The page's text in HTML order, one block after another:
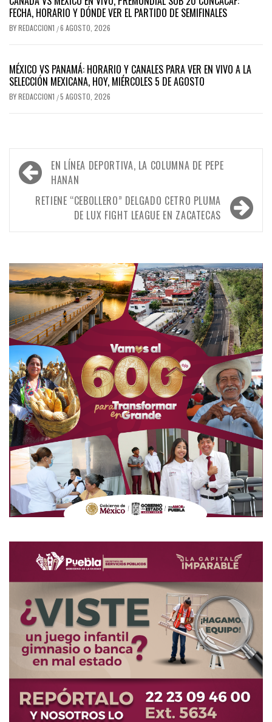
FECHA, HORARIO Y DÓNDE VER EL PARTIDO DE SEMIFINALES
BYREDACCION1 /6 AGOSTO, 2026
MÉXICO VS PANAMÁ: HORARIO Y CANALES PARA VER EN VIVO A LA
SELECCIÓN MEXICANA, HOY, MIÉRCOLES 5 DE AGOSTO
BYREDACCION1 /5 AGOSTO, 2026
Navegación
de
entradas
EN LÍNEA DEPORTIVA, LA COLUMNA DE PEPE
HANAN
RETIENE “CEBOLLERO” DELGADO CETRO PLUMA
DE LUX FIGHT LEAGUE EN ZACATECAS